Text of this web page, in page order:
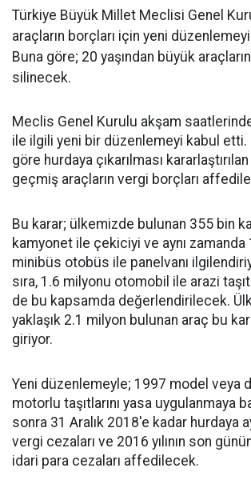
Türkiye Büyük Millet Meclisi Genel
araçların borçları için yeni
Buna göre; 20 yaşından büyük
silinecek.
Meclis Genel Kurulu akşam
ile ilgili yeni bir düzenlemeyi kabul etti.
göre hurdaya çıkarılması kararlaştırılan
geçmiş araçların vergi borçları
Bu karar; ülkemizde bulunan 355 bin
kamyonet ile çekiciyi ve aynı zamanda
minibüs otobüs ile panelvanı
sıra, 1.6 milyonu otomobil ile arazi
de bu kapsamda değerlendirilecek.
yaklaşık 2.1 milyon bulunan araç bu
giriyor.
Yeni düzenlemeyle; 1997 model veya
motorlu taşıtlarını yasa uygulanmaya
sonra 31 Aralık 2018'e kadar hurdaya
vergi cezaları ve 2016 yılının son
idari para cezaları affedilecek.